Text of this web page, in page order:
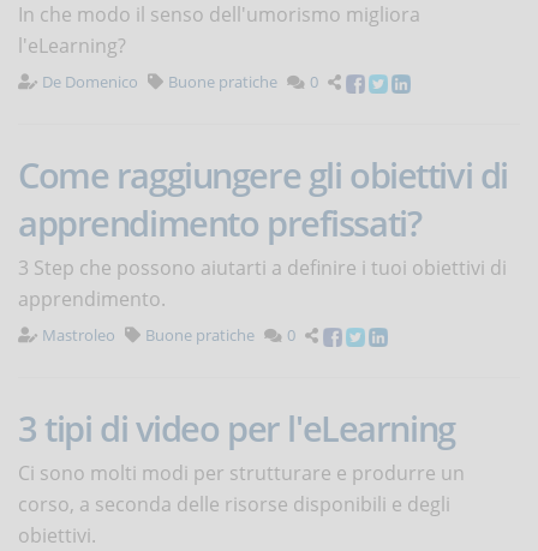
In che modo il senso dell'umorismo migliora
l'eLearning?
De Domenico Buone pratiche 0
Come raggiungere gli obiettivi di
apprendimento prefissati?
3 Step che possono aiutarti a definire i tuoi obiettivi di
apprendimento.
Mastroleo Buone pratiche 0
3 tipi di video per l'eLearning
Ci sono molti modi per strutturare e produrre un
corso, a seconda delle risorse disponibili e degli
obiettivi.